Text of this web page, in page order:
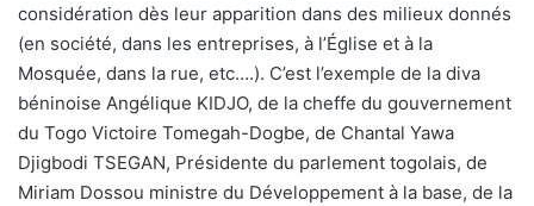
considération dès leur apparition dans des milieux donnés
(en société, dans les entreprises, à l’Église et à la
Mosquée, dans la rue, etc….). C’est l’exemple de la diva
béninoise Angélique KIDJO, de la cheffe du gouvernement
du Togo Victoire Tomegah-Dogbe, de Chantal Yawa
Djigbodi TSEGAN, Présidente du parlement togolais, de
Miriam Dossou ministre du Développement à la base, de la